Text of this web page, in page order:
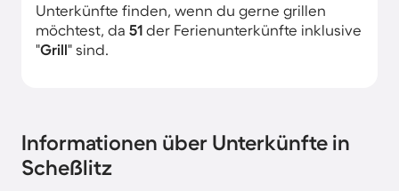
Unterkünfte finden, wenn du gerne grillen
möchtest, da 51 der Ferienunterkünfte inklusive
"Grill" sind.
Informationen über Unterkünfte in
Scheßlitz